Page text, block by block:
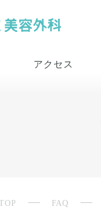
アクセス
FAQ